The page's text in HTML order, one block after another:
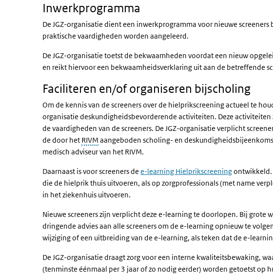
Inwerkprogramma
De JGZ-organisatie dient een inwerkprogramma voor nieuwe
praktische vaardigheden worden aangeleerd.
De JGZ-organisatie toetst de bekwaamheden voordat een nieuw
en reikt hiervoor een bekwaamheidsverklaring uit aan de betreffende
Faciliteren en/of organiseren bijscholing
Om de kennis van de screeners over de hielprikscreening actueel te
organisatie deskundigheidsbevorderende activiteiten. Deze
de vaardigheden van de screeners. De JGZ-organisatie verplicht
de door het RIVM aangeboden scholing- en
medisch adviseur van het RIVM.
Daarnaast is voor screeners de e-learning Hielprikscreeningontwikkeld.
die de hielprik thuis uitvoeren, als op zorgprofessionals (met name
in het ziekenhuis uitvoeren.
Nieuwe screeners zijn verplicht deze e-learning te doorlopen. Bij
dringende advies aan alle screeners om de e-learning opnieuw te
wijziging of een uitbreiding van de e-learning, als teken dat de e-
De JGZ-organisatie draagt zorg voor een interne kwaliteitsbewaking,
(tenminste éénmaal per 3 jaar of zo nodig eerder) worden getoetst op